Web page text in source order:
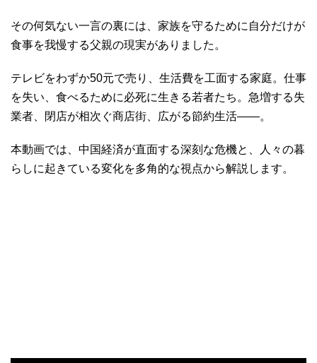
その何気ない一言の裏には、家族を守るために自分だけが
食事を我慢する父親の現実がありました。
テレビをわずか50元で売り、生活費を工面する家庭。仕事
を失い、食べるために必死に生きる若者たち。急増する失
業者、閉店が相次ぐ商店街、広がる節約生活――。
本動画では、中国経済が直面する深刻な危機と、人々の暮
らしに起きている変化を多角的な視点から解説します。